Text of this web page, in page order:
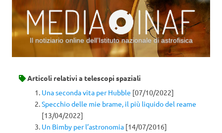
Il notiziario online dell’Istituto nazionale di astrofisica
Articoli relativi a telescopi spaziali
Una seconda vita per Hubble [07/10/2022]
Specchio delle mie brame, il più liquido del reame
[13/04/2022]
Un Bimby per l’astronomia [14/07/2016]